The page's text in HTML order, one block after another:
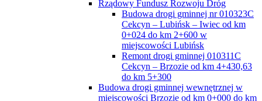
Rządowy Fundusz Rozwoju Dróg
Budowa drogi gminnej nr 010323C
Cekcyn – Lubińsk – Iwiec od km
0+024 do km 2+600 w
miejscowości Lubińsk
Remont drogi gminnej 010311C
Cekcyn – Brzozie od km 4+430,63
do km 5+300
Budowa drogi gminnej wewnętrznej w
miejscowości Brzozie od km 0+000 do km